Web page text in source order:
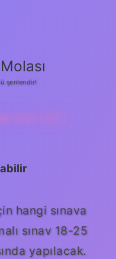
şenlendir!
KAÇ GÜN
hangi sınava
sınav 18-25
yapılacak.